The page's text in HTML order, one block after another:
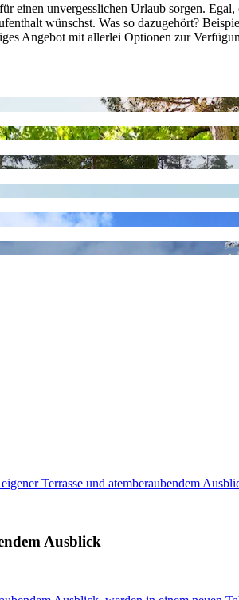
einen unvergesslichen Urlaub sorgen.
wünschst. Was so dazugehört?
Angebot mit allerlei Optionen zur
Terrasse und atemberaubendem
Ausblick